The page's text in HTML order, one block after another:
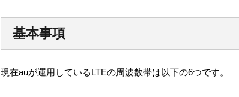
基本事項
現在auが運用しているLTEの周波数帯は以下の6つです。